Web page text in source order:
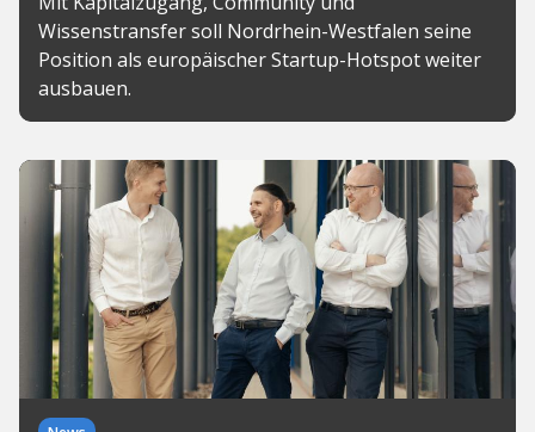
Wissenstransfer soll Nordrhein-Westfalen seine
Position als europäischer Startup-Hotspot weiter
ausbauen.